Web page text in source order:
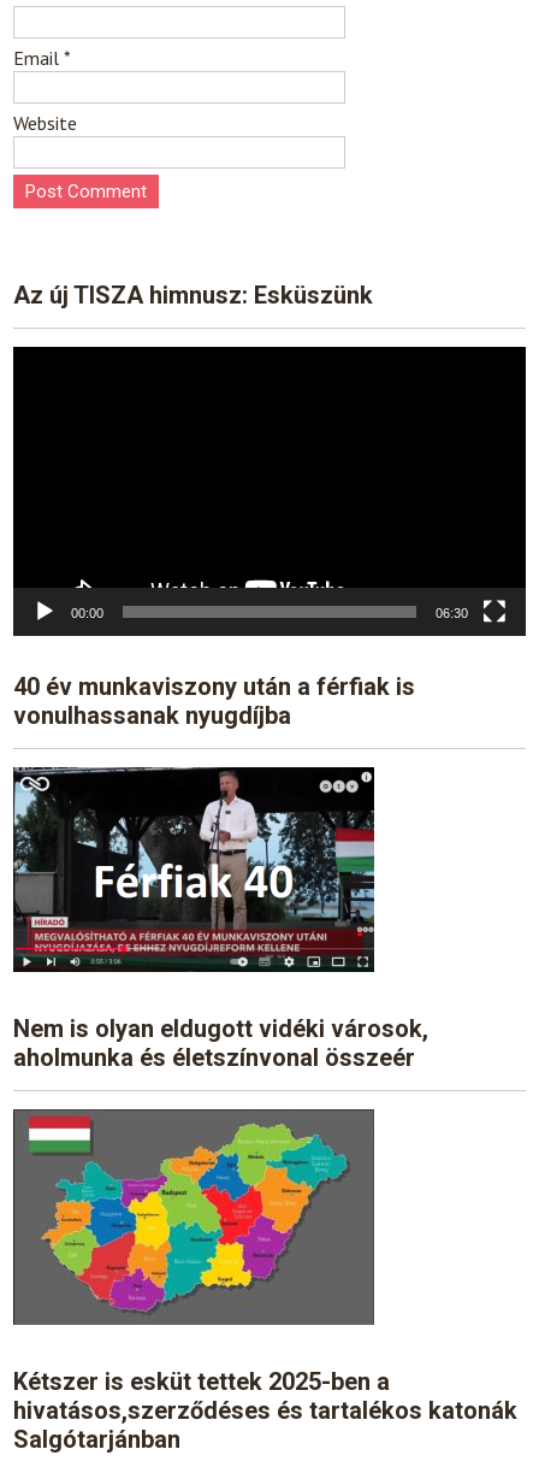
Email*
Website
Az új TISZA himnusz: Esküszünk
00:00 06:30
40 év munkaviszony után a férfiak is
vonulhassanak nyugdíjba
Nem is olyan eldugott vidéki városok,
aholmunka és életszínvonal összeér
Kétszer is esküt tettek 2025-ben a
hivatásos,szerződéses és tartalékos katonák
Salgótarjánban